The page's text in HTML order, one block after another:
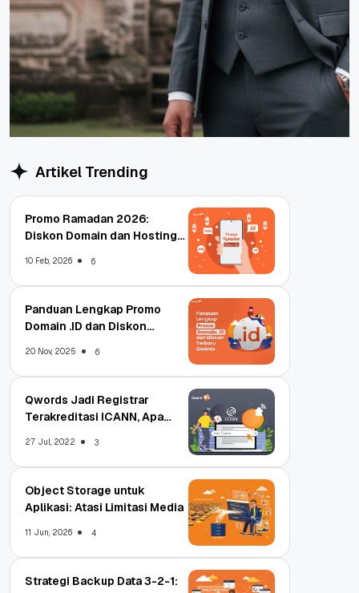
Artikel Trending
Promo Ramadan 2026:
Diskon Domain dan Hosting
10 Feb, 2026 6
Panduan Lengkap Promo
Domain .ID dan Diskon
20 Nov, 2025 6
Qwords Jadi Registrar
Terakreditasi ICANN, Apa
27 Jul, 2022 3
Object Storage untuk
Aplikasi: Atasi Limitasi Media
11 Jun, 2026 4
Strategi Backup Data 3-2-1: